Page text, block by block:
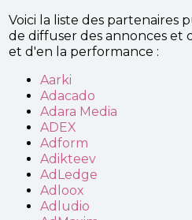
Voici la liste des partenaires
de diffuser des annonces et
et d'en la performance :
Aarki
Adacado
Adara Media
ADEX
Adform
Adikteev
AdLedge
Adloox
Adludio